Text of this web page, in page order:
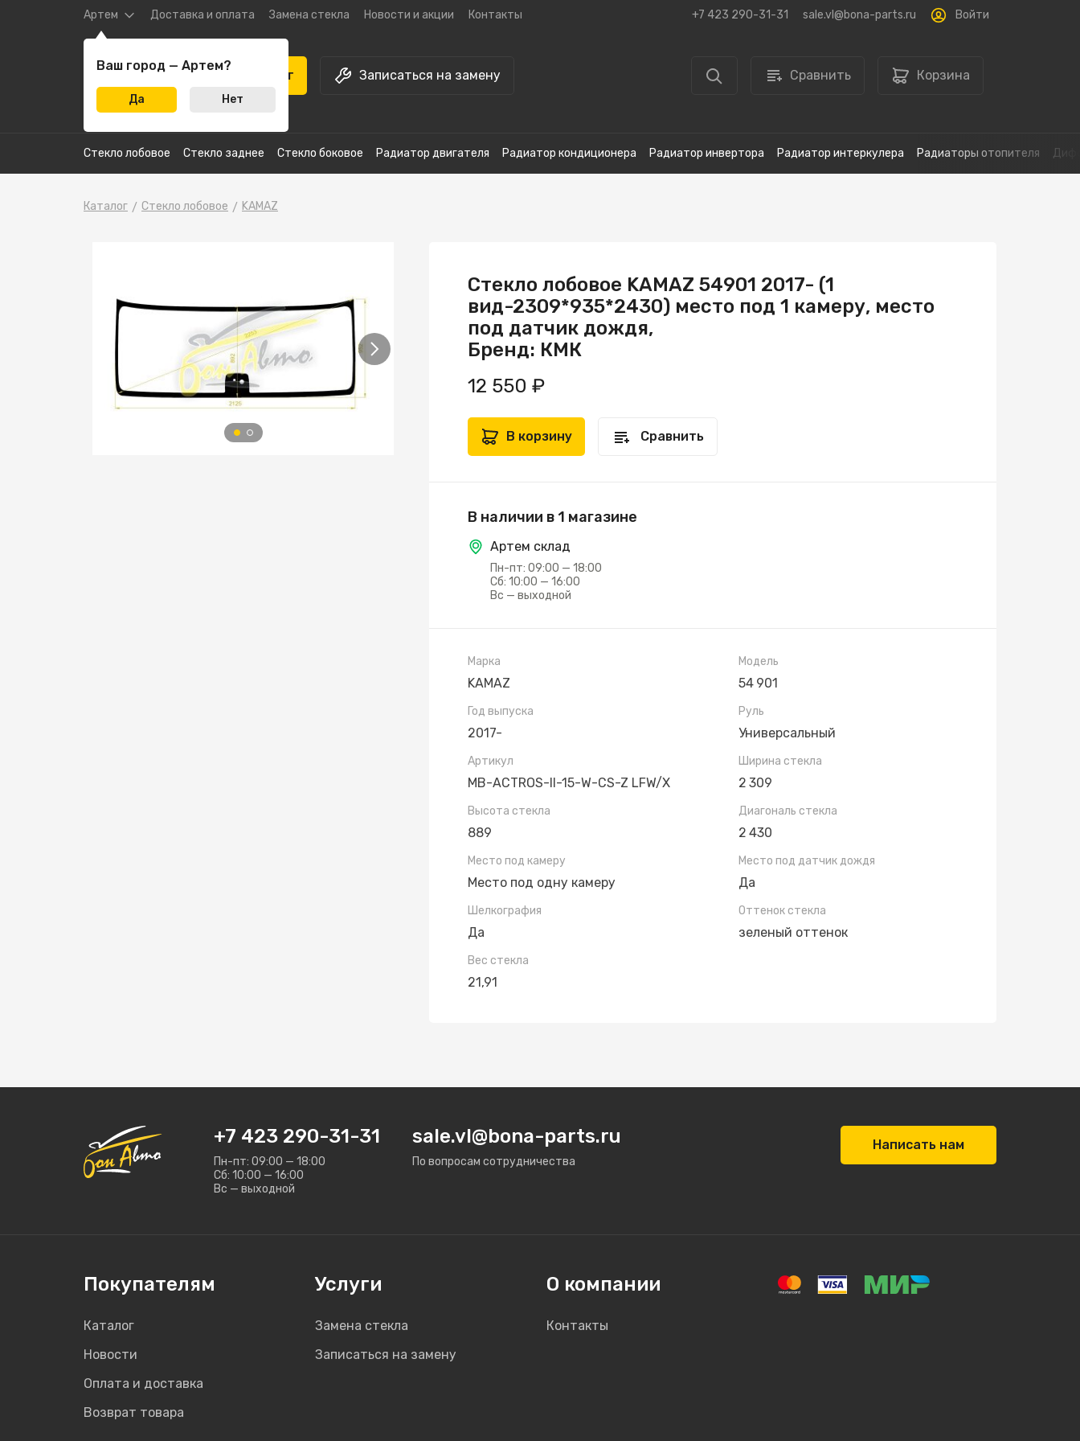
Артем Доставка и оплата Замена стекла Новости и акции Контакты +7 423 290-31-31 sale.vl@bona-parts.ru Войти
Каталог Записаться на замену Сравнить Корзина
Ваш город — Артем?
Да Нет
Стекло лобовое Стекло заднее Стекло боковое Радиатор двигателя Радиатор кондиционера Радиатор инвертора Радиатор интеркулера Радиаторы отопителя
Каталог Стекло лобовое KAMAZ
Стекло лобовое KAMAZ 54901 2017- (1
вид-2309*935*2430) место под 1 камеру, место
под датчик дождя,
Бренд: КМК
12 550 ₽
В корзину Сравнить
В наличии в 1 магазине
Артем склад
Пн-пт: 09:00 — 18:00
Сб: 10:00 — 16:00
Вс — выходной
Марка
KAMAZ
Модель
54 901
Год выпуска
2017-
Руль
Универсальный
Артикул
MB-ACTROS-II-15-W-CS-Z LFW/X
Ширина стекла
2 309
Высота стекла
889
Диагональ стекла
2 430
Место под камеру
Место под одну камеру
Место под датчик дождя
Да
Шелкография
Да
Оттенок стекла
зеленый оттенок
Вес стекла
21,91
+7 423 290-31-31
Пн-пт: 09:00 — 18:00
Сб: 10:00 — 16:00
Вс — выходной
sale.vl@bona-parts.ru
По вопросам сотрудничества
Написать нам
Покупателям
Каталог
Новости
Оплата и доставка
Возврат товара
Услуги
Замена стекла
Записаться на замену
О компании
Контакты